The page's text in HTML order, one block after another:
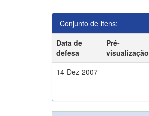
Conjunto de itens:
Data de
defesa
Pré-
visualização
14-Dez-2007